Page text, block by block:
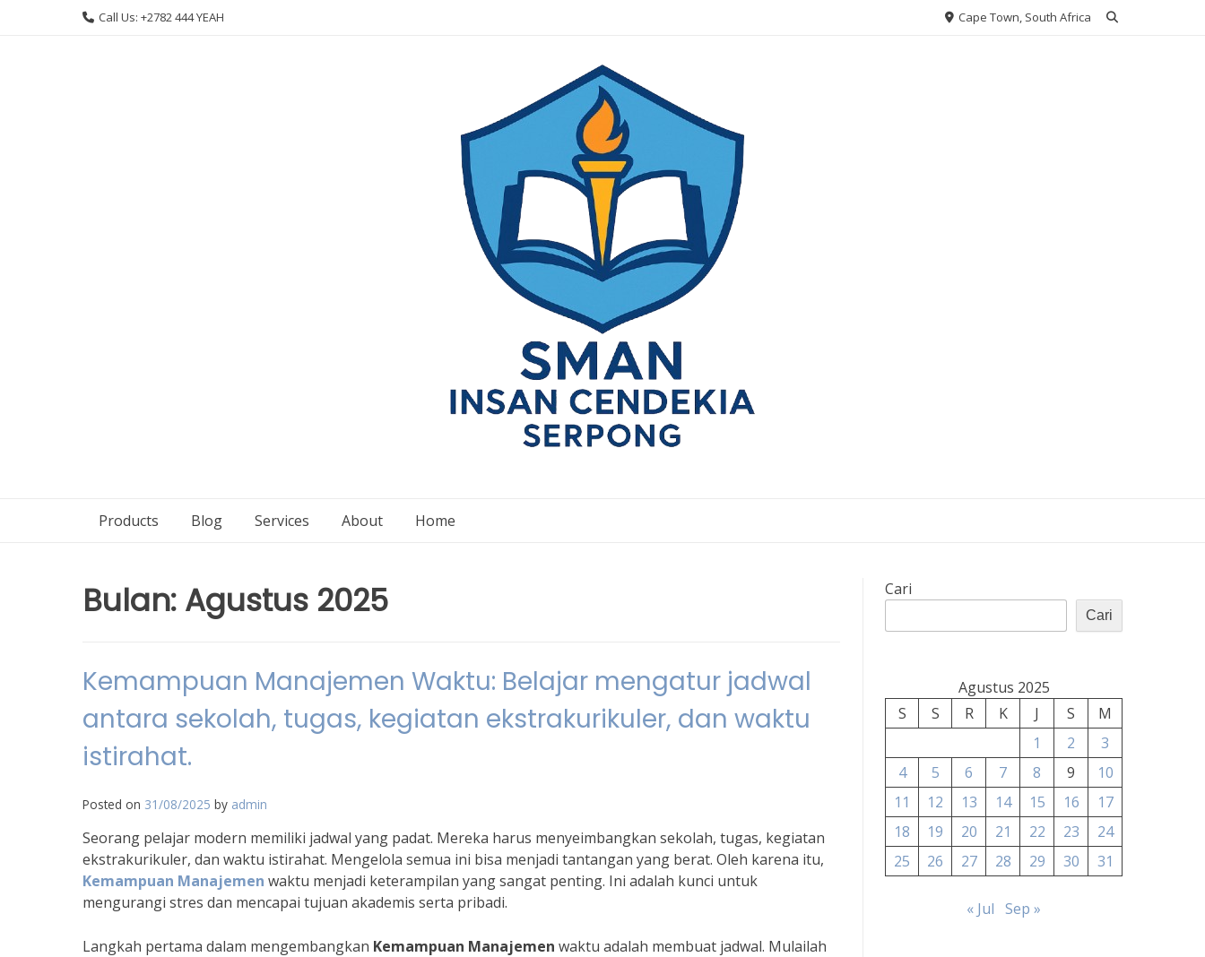
Call Us: +2782 444 YEAH Cape Town, South Africa
Products Blog Services About Home
Bulan: Agustus 2025
Kemampuan Manajemen Waktu: Belajar mengatur jadwal
antara sekolah, tugas, kegiatan ekstrakurikuler, dan waktu
istirahat.
Posted on 31/08/2025 by admin
Seorang pelajar modern memiliki jadwal yang padat. Mereka harus menyeimbangkan sekolah, tugas, kegiatan
ekstrakurikuler, dan waktu istirahat. Mengelola semua ini bisa menjadi tantangan yang berat. Oleh karena itu,
Kemampuan Manajemen waktu menjadi keterampilan yang sangat penting. Ini adalah kunci untuk
mengurangi stres dan mencapai tujuan akademis serta pribadi.
Langkah pertama dalam mengembangkan Kemampuan Manajemen waktu adalah membuat jadwal. Mulailah
Cari
Cari
Agustus 2025
S
S R K J S
M
1
2
3
4
5 6 7 8 9
10
11
12 13 14 15 16
17
18
19 20 21 22 23
24
25
26 27 28 29 30 31
« Jul Sep »